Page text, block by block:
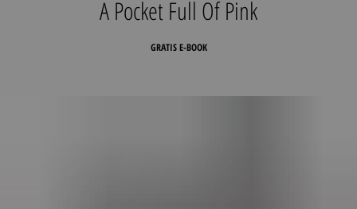
A Pocket Full Of Pink
GRATIS E-BOOK